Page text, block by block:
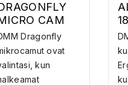
CAM
–
KALLIOVARMIS
Dragonfly
ovat
kun